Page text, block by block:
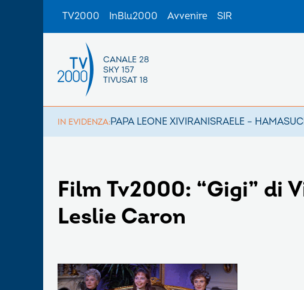
TV2000 InBlu2000 Avvenire SIR
CANALE 28
SKY 157
TIVUSAT 18
IN EVIDENZA:PAPA LEONE XIVIRANISRAELE – HAMAS
Film Tv2000: “Gigi” di
Leslie Caron